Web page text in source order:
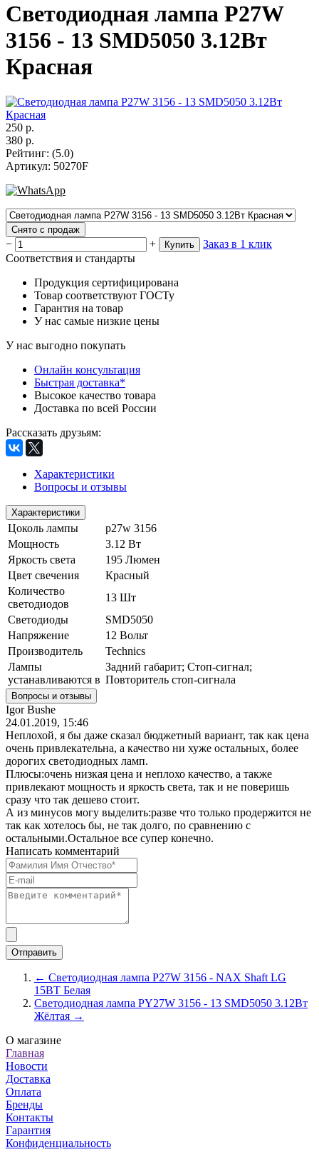
Светодиодная лампа P27W
3156 - 13 SMD5050 3.12Вт
Красная
250 р.
380 р.
Рейтинг: (5.0)
Артикул: 50270F
Снято с продаж
− + Купить
Заказ в 1 клик
Соответствия и стандарты
Продукция сертифицирована
Товар соответствуют ГОСТу
Гарантия на товар
У нас самые низкие цены
У нас выгодно покупать
Онлайн консультация
Быстрая доставка*
Высокое качество товара
Доставка по всей России
Рассказать друзьям:
Характеристики
Вопросы и отзывы
Характеристики
Цоколь лампы
p27w 3156
Мощность
3.12 Вт
Яркость света
195 Люмен
Цвет свечения
Красный
Количество
светодиодов
13 Шт
Светодиоды
SMD5050
Напряжение
12 Вольт
Производитель
Technics
Лампы
устанавливаются в
Задний габарит; Стоп-сигнал;
Повторитель стоп-сигнала
Вопросы и отзывы
Igor Bushe
24.01.2019, 15:46
Неплохой, я бы даже сказал бюджетный вариант, так как цена
очень привлекательна, а качество ни хуже остальных, более
дорогих светодиодных ламп.
Плюсы:очень низкая цена и неплохо качество, а также
привлекают мощность и яркость света, так и не поверишь
сразу что так дешево стоит.
А из минусов могу выделить:разве что только продержится не
так как хотелось бы, не так долго, по сравнению с
остальными.Остальное все супер конечно.
Написать комментарий
← Светодиодная лампа P27W 3156 - NAX Shaft LG
15ВТ Белая
Светодиодная лампа PY27W 3156 - 13 SMD5050 3.12Вт
Жёлтая →
О магазине
Главная
Новости
Доставка
Оплата
Бренды
Контакты
Гарантия
Конфиденциальность